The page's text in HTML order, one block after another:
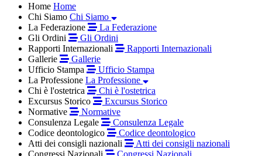
Home Home
Chi Siamo Chi Siamo
La Federazione
La Federazione
Gli Ordini
Gli Ordini
Rapporti Internazionali
Rapporti Internazionali
Gallerie
Gallerie
Ufficio Stampa
Ufficio Stampa
La Professione La Professione
Chi è l'ostetrica
Chi è l'ostetrica
Excursus Storico
Excursus Storico
Normative
Normative
Consulenza Legale
Consulenza Legale
Codice deontologico
Codice deontologico
Atti dei consigli nazionali
Atti dei consigli nazionali
Congressi Nazionali
Congressi Nazionali